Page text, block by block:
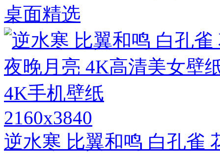
桌面精选
2160x3840
逆水寒 比翼和鸣 白孔雀